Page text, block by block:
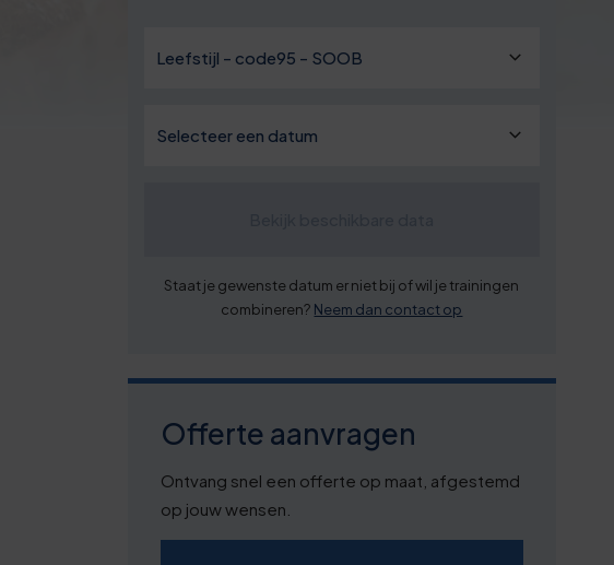
Staat je gewenste datum er niet bij of wil je trainingen
combineren? Neem dan contact op
Offerte aanvragen
Ontvang snel een offerte op maat, afgestemd
op jouw wensen.